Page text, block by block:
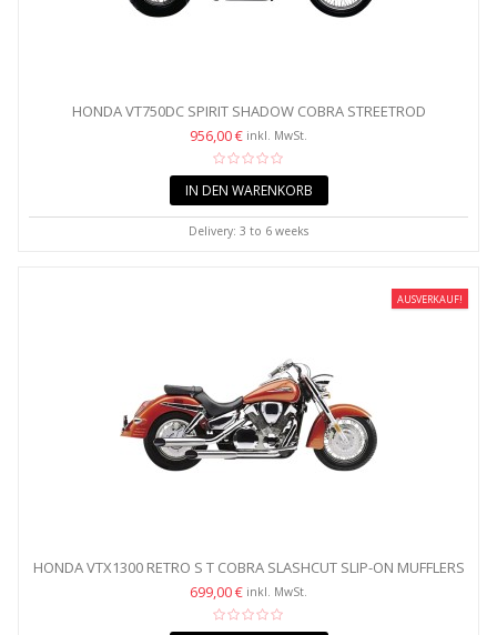
HONDA VT750DC SPIRIT SHADOW COBRA STREETROD
SLASHDOWN...
956,00 € inkl. MwSt.
IN DEN WARENKORB
Delivery: 3 to 6 weeks
AUSVERKAUF!
HONDA VTX1300 RETRO S T COBRA SLASHCUT SLIP-ON MUFFLERS
699,00 € inkl. MwSt.